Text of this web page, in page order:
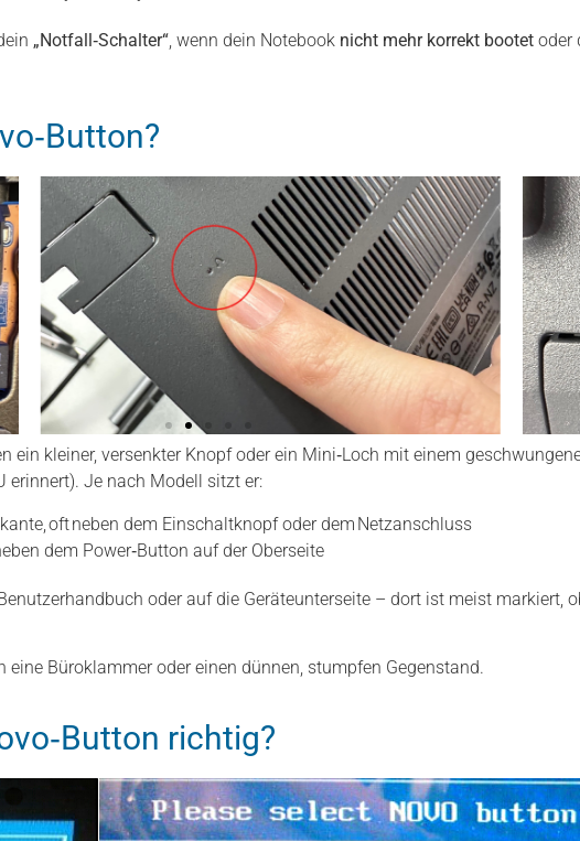
„Notfall‑Schalter“ , wenn dein Notebook nicht mehr korrekt bootet oder
ein kleiner, versenkter Knopf oder ein Mini‑Loch mit einem
erinnert). Je nach Modell sitzt er:
oft neben dem Einschaltknopf oder dem Netzanschluss
dem Power‑Button auf der Oberseite
oder auf die Geräteunterseite – dort ist meist markiert,
Büroklammer oder einen dünnen, stumpfen Gegenstand.
richtig?